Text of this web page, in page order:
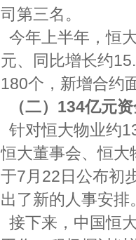
司第三名。
今年上半年，恒
元、同比增长约
180个，新增合约
（二）134亿元
针对恒大物业约
恒大董事会、恒大
于7月22日公布初
出了新的人事安排
接下来，中国恒